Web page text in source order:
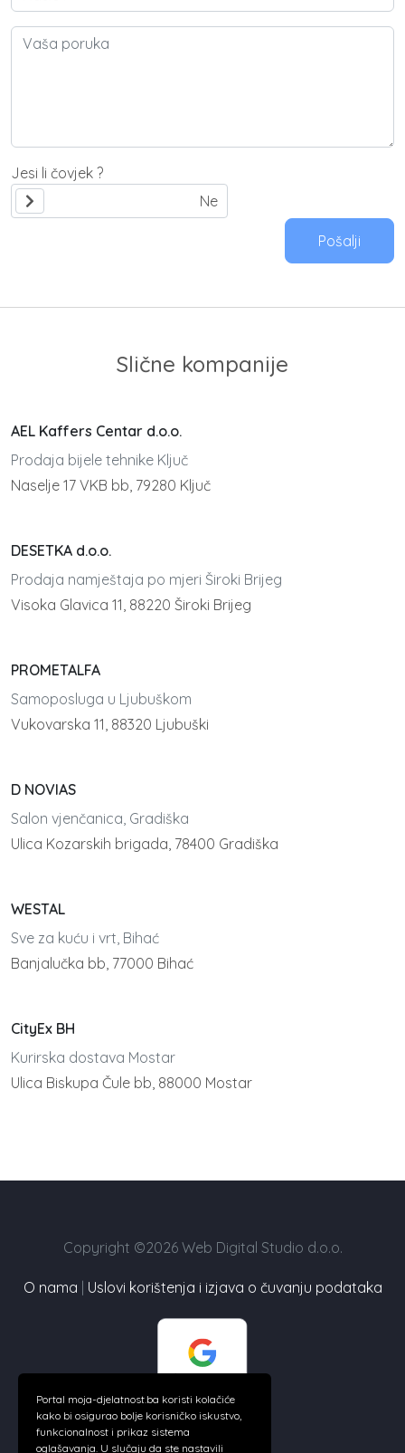
Jesi li čovjek ?
Pošalji
Slične kompanije
AEL Kaffers Centar d.o.o.
Prodaja bijele tehnike Ključ
Naselje 17 VKB bb, 79280 Ključ
DESETKA d.o.o.
Prodaja namještaja po mjeri Široki Brijeg
Visoka Glavica 11, 88220 Široki Brijeg
PROMETALFA
Samoposluga u Ljubuškom
Vukovarska 11, 88320 Ljubuški
D NOVIAS
Salon vjenčanica, Gradiška
Ulica Kozarskih brigada, 78400 Gradiška
WESTAL
Sve za kuću i vrt, Bihać
Banjalučka bb, 77000 Bihać
CityEx BH
Kurirska dostava Mostar
Ulica Biskupa Čule bb, 88000 Mostar
Copyright ©2026 Web Digital Studio d.o.o.
O nama Uslovi korištenja i izjava o čuvanju podataka
Portal moja-djelatnost.ba koristi kolačiće
kako bi osigurao bolje korisničko iskustvo,
funkcionalnost i prikaz sistema
oglašavanja. U slučaju da ste nastavili